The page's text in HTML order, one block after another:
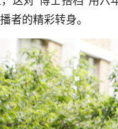
者的精彩转身。